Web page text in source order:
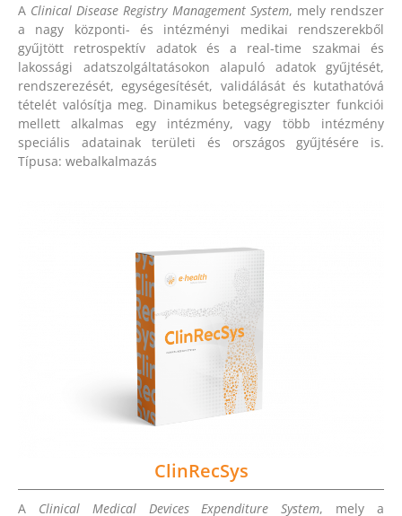
A Clinical Disease Registry Management System, mely rendszer
a nagy központi- és intézményi medikai rendszerekből
gyűjtött retrospektív adatok és a real-time szakmai és
lakossági adatszolgáltatásokon alapuló adatok gyűjtését,
rendszerezését, egységesítését, validálását és kutathatóvá
tételét valósítja meg. Dinamikus betegségregiszter funkciói
mellett alkalmas egy intézmény, vagy több intézmény
speciális adatainak területi és országos gyűjtésére is.
Típusa: webalkalmazás
ClinRecSys
A Clinical Medical Devices Expenditure System, mely a